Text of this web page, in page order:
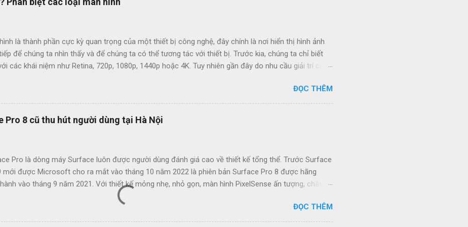
là thành phần cực kỳ quan trọng của một thiết bị công nghệ, đây chính là nơi hiển thị hình ảnh
để chúng ta nhìn thấy và để chúng ta có thể tương tác với thiết bị. Trước kia, chúng ta chỉ biết
các khái niệm như Retina, 720p, 1080p, 1440p hoặc 4K. Tuy nhiên gần đây do nhu cầu giải trí của
và đặc biệt là chất lượng hình ảnh, đồ họa. Để nâng cao về tiêu chuẩn chung cho các
cao cấp, đáp ứng hiển thị tuyệt vời hơn, công nghệ HDR đã được ra đời. Vậy màn hình HDR là gì ?
Surface Việt tìm hiểu chi tiết về công nghệ màn hình HDR và phân biệt các loại màn hình ngay sau
1/ Màn hình HDR là gì? HDR là viết tắt của cụm từ High Dynamic Range (dải tương phản động
ĐỌC THÊM
Pro 8 cũ thu hút người dùng tại Hà Nội
Pro là dòng máy Surface luôn được người dùng đánh giá cao về thiết kế tổng thể. Trước Surface
mới được Microsoft cho ra mắt vào tháng 10 năm 2022 là phiên bản Surface Pro 8 được hãng
vào tháng 9 năm 2021. Với thiết kế mỏng nhẹ, nhỏ gọn, màn hình PixelSense ấn tượng, chất
hiển thị hình ảnh rõ nét, trung thực, tạo cảm nhận thị giác tốt. Đến nay Surface Pro 8 vẫn luôn
người dùng quan tâm. Surface Pro 8 là thế hệ Surface Pro được cho là có cấu hình mạnh nhất vào
đó. Máy có nhiều sự thay đổi so với các phiên bản trước đó về mọi thứ như thiết kế, cổng kết
ĐỌC THÊM